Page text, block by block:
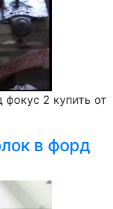
2 купить от
в форд